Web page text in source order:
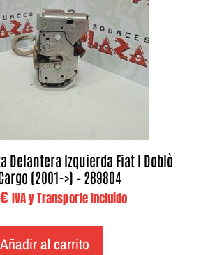
Delantera Izquierda Fiat I Doblò
(2001->) – 289804
€ IVA y Transporte Incluido
Añadir al carrito